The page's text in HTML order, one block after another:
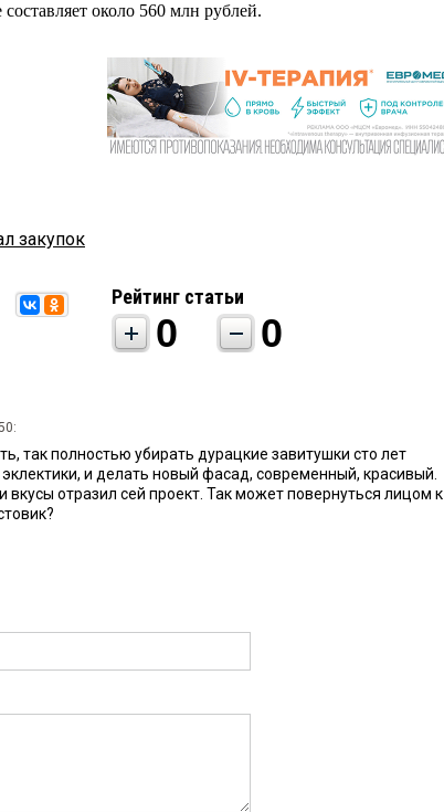
около 560 млн рублей.
закупок
Рейтинг статьи
0 0
так полностью убирать дурацкие завитушки сто лет
и делать новый фасад, современный, красивый.
отразил сей проект. Так может повернуться лицом к